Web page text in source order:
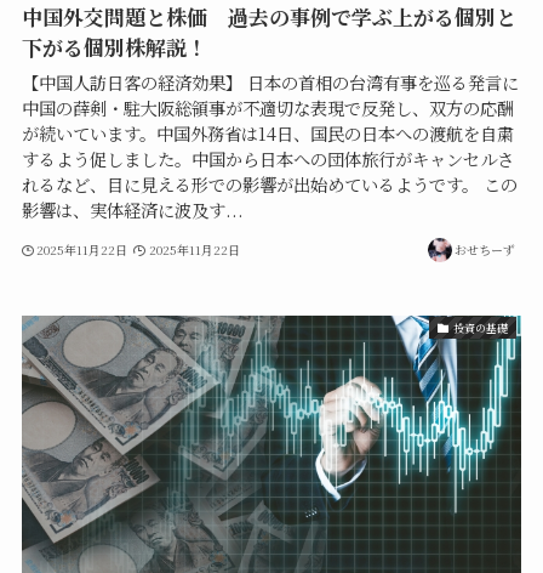
中国外交問題と株価 過去の事例で学ぶ上がる個別と
下がる個別株解説！
【中国人訪日客の経済効果】 日本の首相の台湾有事を巡る発言に
中国の薛剣・駐大阪総領事が不適切な表現で反発し、双方の応酬
が続いています。中国外務省は14日、国民の日本への渡航を自粛
するよう促しました。中国から日本への団体旅行がキャンセルさ
れるなど、目に見える形での影響が出始めているようです。 この
影響は、実体経済に波及す...
2025年11月22日 2025年11月22日 おせちーず
投資の基礎